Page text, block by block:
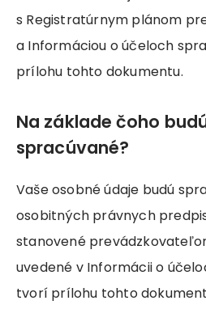
s Registratúrnym plánom
a Informáciou o účeloch
prílohu tohto dokumentu.
Na základe čoho
spracúvané?
Vaše osobné údaje budú
osobitných právnych
stanovené
uvedené v Informácii o
tvorí prílohu tohto